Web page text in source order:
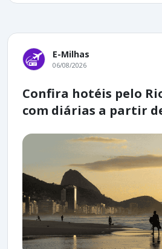
E-Milhas
06/08/2026
Confira hotéis pelo
com diárias a partir